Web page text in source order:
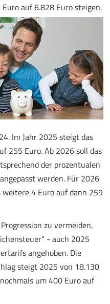
auf 6.828 Euro steigen.
Im Jahr 2025 steigt das
255 Euro. Ab 2026 soll das
der prozentualen
werden. Für 2026
4 Euro auf dann 259
zu vermeiden,
- auch 2025
angehoben. Die
steigt 2025 von 18.130
um 400 Euro auf